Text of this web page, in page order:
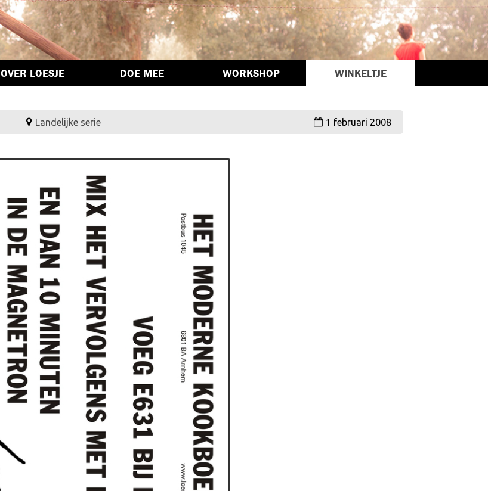
OVER LOESJE DOE MEE WORKSHOP WINKELTJE
Landelijke serie 1 februari 2008